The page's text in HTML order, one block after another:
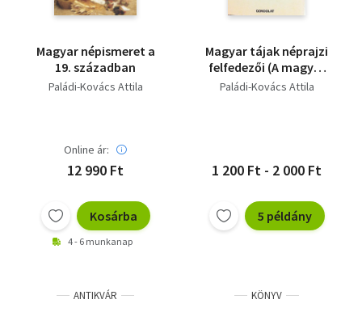
Magyar népismeret a
19. században
Paládi-Kovács Attila
Online ár:
12 990 Ft
Kosárba
4 - 6 munkanap
Magyar tájak néprajzi
felfedezői (A magyar
néprajz klasszikusai)
Paládi-Kovács Attila
1 200 Ft - 2 000 Ft
5 példány
ANTIKVÁR KÖNYV